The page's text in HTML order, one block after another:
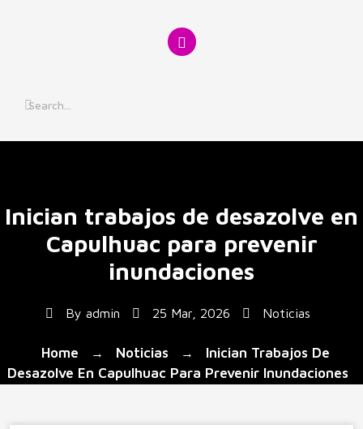
Inician trabajos de desazolve en
Capulhuac para prevenir
inundaciones
By admin 25 Mar, 2026 Noticias
Home → Noticias →
Inician Trabajos De
Desazolve En Capulhuac Para Prevenir Inundaciones